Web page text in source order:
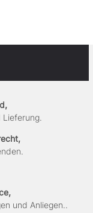
und Anliegen..